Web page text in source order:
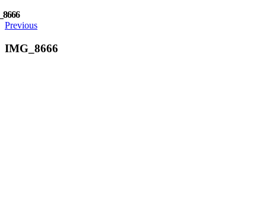
Previous
IMG_8666